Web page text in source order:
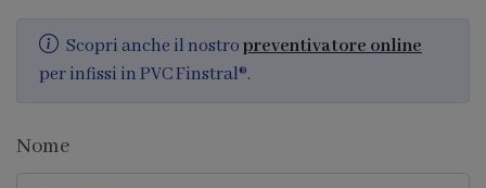
Scopri anche il nostropreventivatore online
per infissi in PVC Finstral®.
Nome